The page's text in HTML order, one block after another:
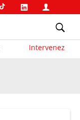
Intervenez